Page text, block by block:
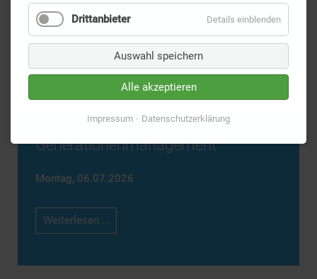
Mittwoch,08.07.2026
Notfallvorsorge
Generationenmanagement
Montag, 06.07.2026
Weiterlesen …
Drittanbieter Details einblenden
Auswahl speichern
Alle akzeptieren
Impressum Datenschutzerklärung